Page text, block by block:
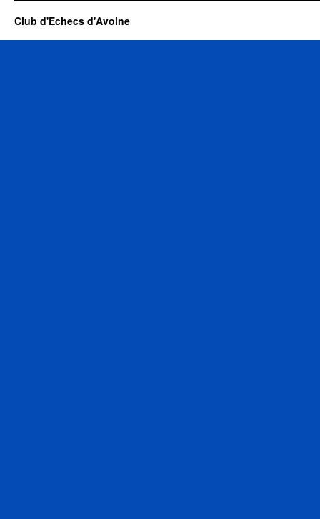
Club d'Echecs d'Avoine